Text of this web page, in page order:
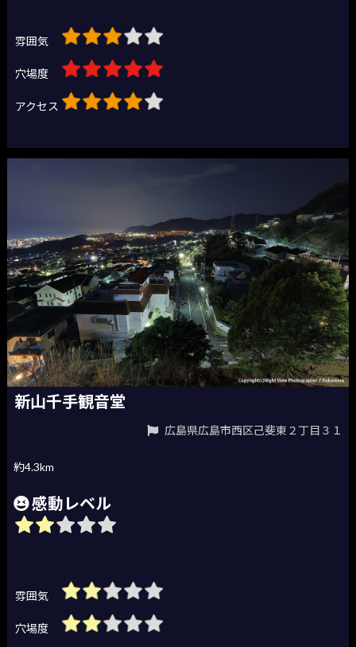
雰囲気
穴場度
アクセス
新山千手観音堂
広島県広島市西区己斐東２丁目３１
約4.3km
感動レベル
雰囲気
穴場度